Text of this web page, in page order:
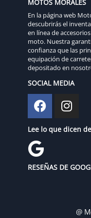
MOTOS MORALES
En la página web
descubrirás el
en línea de
moto. Nuestra
confianza que las
equipación de
depositado en
SOCIAL MEDIA
Lee lo que dicen
RESEÑAS DE
@